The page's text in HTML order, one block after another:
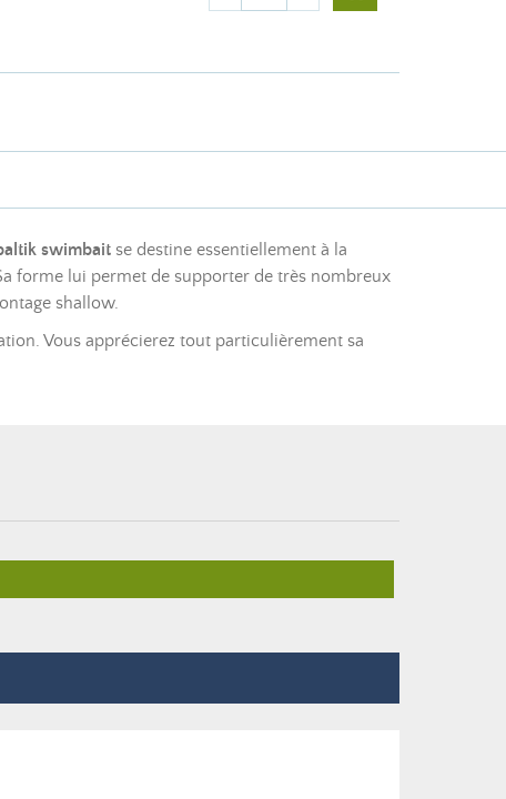
swimbait se destine essentiellement à la
forme lui permet de supporter de très nombreux
shallow.
Vous apprécierez tout particulièrement sa